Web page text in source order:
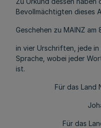
Bevollmächtigten dieses
Geschehen zu MAINZ am
in vier Urschriften, jede
Sprache, wobei jeder
ist.
Für das Land
Für das